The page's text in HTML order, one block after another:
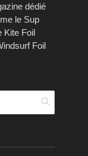
dédié
le Sup
Kite Foil
Foil